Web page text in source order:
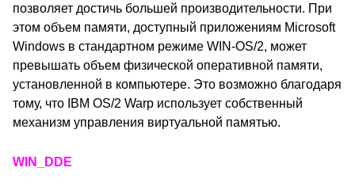
позволяет достичь большей производительности. При
этом объем памяти, доступный приложениям Microsoft
Windows в стандартном режиме WIN-OS/2, может
превышать объем физической оперативной памяти,
установленной в компьютере. Это возможно благодаря
тому, что IBM OS/2 Warp использует собственный
механизм управления виртуальной памятью.
WIN_DDE